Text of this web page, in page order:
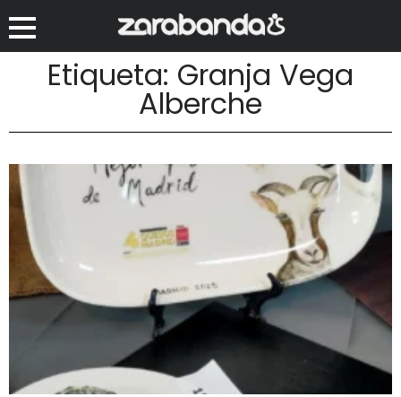
Etiqueta: Granja Vega
Alberche